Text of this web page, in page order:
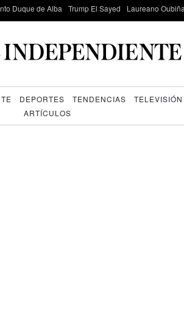
Duque de Alba Trump El Sayed Laureano
DEPORTES TENDENCIAS TELEVISIÓN
ARTÍCULOS